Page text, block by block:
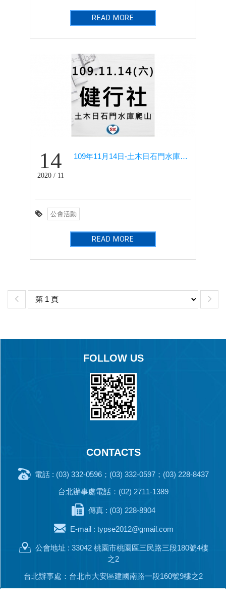
READ MORE
14
2020 / 11
109年11月14日-土木日石門水庫爬山(健行社)
公會活動
READ MORE
FOLLOW US
CONTACTS
電話 : (03) 332-0596；(03) 332-0597；(03) 228-8437
台北辦事處電話：(02) 2711-1389
傳真 : (03) 228-8904
E-mail : typse2012@gmail.com
公會地址 : 33042 桃園市桃園區三民路三段180號4樓
之2
台北辦事處：台北市大安區建國南路一段160號9樓之2